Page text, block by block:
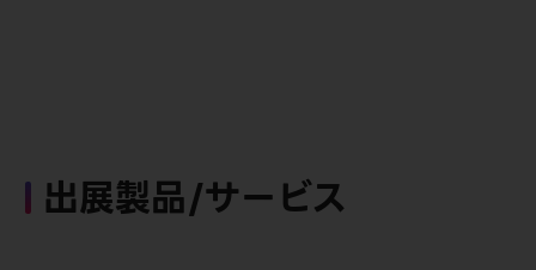
出展製品/サービス